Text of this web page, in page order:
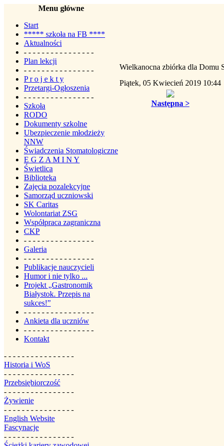
Menu główne
Start
***** szkoła na FB ****
Aktualności
- - - - - - - - - - - - - - - -
Plan lekcji
- - - - - - - - - - - - - - - -
P r o j e k t y
Przetargi-Ogłoszenia
- - - - - - - - - - - - - - - -
Szkoła
RODO
Dokumenty szkolne
Ubezpieczenie młodzieży
NNW
Świadczenia Stomatologiczne
E G Z A M I N Y
Świetlica
Biblioteka
Zajęcia pozalekcyjne
Samorząd uczniowski
SK Caritas
Wolontariat ZSG
Współpraca zagraniczna
CKP
- - - - - - - - - - - - - - - -
Galeria
- - - - - - - - - - - - - - - -
Publikacje nauczycieli
Humor i nie tylko ...
Projekt „Gastronomik
Białystok. Przepis na
sukces!”
- - - - - - - - - - - - - - - -
Ankieta dla uczniów
- - - - - - - - - - - - - - - -
Kontakt
- - - - - - - - - - - - - - - -
Historia i WoS
- - - - - - - - - - - - - - - -
Przebsiębiorczość
- - - - - - - - - - - - - - - -
Żywienie
- - - - - - - - - - - - - - - -
English Website
Fascynacje
- - - - - - - - - - - - - - - -
Wielkanocna zbiórka dla Domu
Piątek, 05 Kwiecień 2019 10:44
Następna >